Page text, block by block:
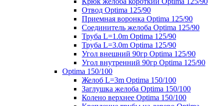
Отвод Optima 125/90
Приемная воронка Optima 125/90
Соединитель желоба Optima 125/90
Труба L=1.0m Optima 125/90
Труба L=3.0m Optima 125/90
Угол внешний 90гр Optima 125/90
Угол внутренний 90гр Optima 125/90
Optima 150/100
Желоб L=3m Optima 150/100
Заглушка желоба Optima 150/100
Колено верхнее Optima 150/100